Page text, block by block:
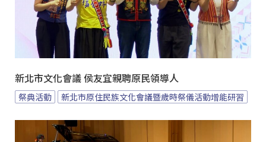
新北市文化會議 侯友宜親聘原民領導人
祭典活動 新北市原住民族文化會議暨歲時祭儀活動增能研習